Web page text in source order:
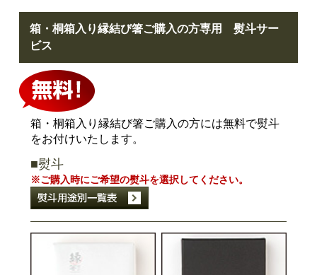
箱・桐箱入り縁結び箸ご購入の方専用 熨斗サー
ビス
箱・桐箱入り縁結び箸ご購入の方には無料で熨斗
をお付けいたします。
■熨斗
※ご購入時にご希望の熨斗を選択してください。